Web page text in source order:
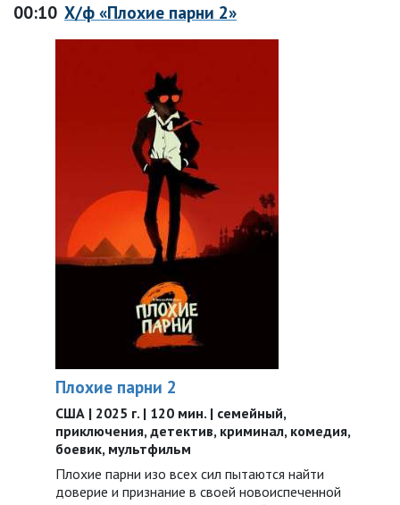
00:10 Х/ф «Плохие парни 2»
Плохие парни 2
США | 2025 г. | 120 мин. | семейный,
приключения, детектив, криминал, комедия,
боевик, мультфильм
Плохие парни изо всех сил пытаются найти
доверие и признание в своей новоиспеченной